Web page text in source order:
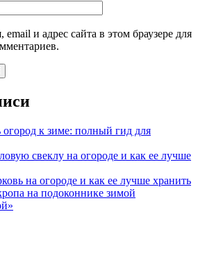
и адрес сайта в этом браузере для
огород к зиме: полный гид для
свеклу на огороде и как ее лучше
на огороде и как ее лучше хранить
на подоконнике зимой